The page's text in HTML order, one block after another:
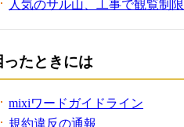
人気のサル山、工事で観覧制限
ったときには
mixiワードガイドライン
規約違反の通報